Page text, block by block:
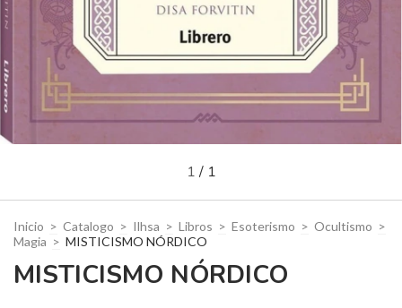
1 / 1
Inicio > Catalogo > Ilhsa > Libros > Esoterismo > Ocultismo >
Magia > MISTICISMO NÓRDICO
MISTICISMO NÓRDICO